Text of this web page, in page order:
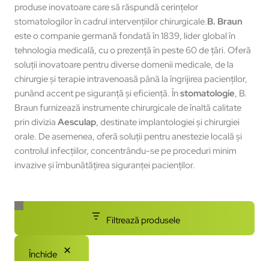
produse inovatoare care să răspundă cerințelor
stomatologilor în cadrul intervențiilor chirurgicale.B. Braun
este o companie germană fondată în 1839, lider global în
tehnologia medicală, cu o prezență în peste 60 de țări. Oferă
soluții inovatoare pentru diverse domenii medicale, de la
chirurgie și terapie intravenoasă până la îngrijirea pacienților,
punând accent pe siguranță și eficiență. Înstomatologie, B.
Braun furnizează instrumente chirurgicale de înaltă calitate
prin divizia Aesculap, destinate implantologiei și chirurgiei
orale. De asemenea, oferă soluții pentru anestezie locală și
controlul infecțiilor, concentrându-se pe proceduri minim
invazive și îmbunătățirea siguranței pacienților.
Filtrează produsele
Închide